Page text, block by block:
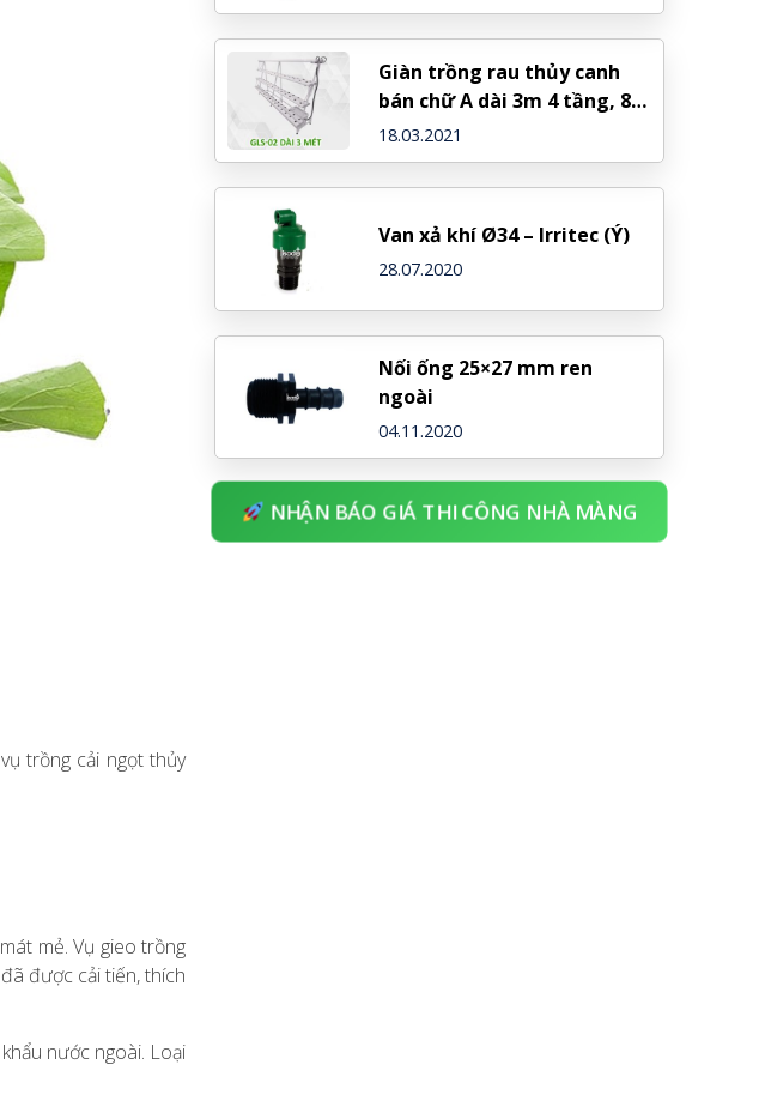
trồng cải ngọt thủy
mẻ. Vụ gieo trồng
được cải tiến, thích
nước ngoài. Loại
Giàn trồng rau thủy canh
bán chữ A dài 3m 4 tầng, 8
ống
18.03.2021
Van xả khí Ø34 – Irritec (Ý)
28.07.2020
Nối ống 25×27 mm ren
ngoài
04.11.2020
NHẬN BÁO GIÁ THI CÔNG NHÀ MÀNG